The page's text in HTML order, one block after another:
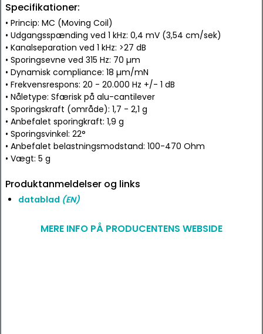
Specifikationer:
• Princip: MC (Moving Coil)
• Udgangsspænding ved 1 kHz: 0,4 mV (3,54 cm/sek)
• Kanalseparation ved 1 kHz: >27 dB
• Sporingsevne ved 315 Hz: 70 µm
• Dynamisk compliance: 18 µm/mN
• Frekvensrespons: 20 - 20.000 Hz +/- 1 dB
• Nåletype: Sfærisk på alu-cantilever
• Sporingskraft (område): 1,7 - 2,1 g
• Anbefalet sporingkraft: 1,9 g
• Sporingsvinkel: 22°
• Anbefalet belastningsmodstand: 100-470 Ohm
• Vægt: 5 g
Produktanmeldelser og links
datablad (EN)
MERE INFO PÅ PRODUCENTENS WEBSIDE